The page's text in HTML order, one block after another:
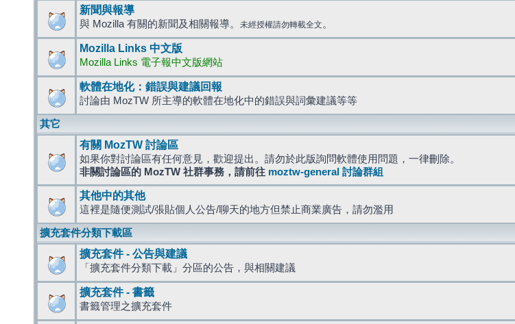
新聞與報導
與 Mozilla 有關的新聞及相關報導。 未經授權請勿轉載全文 。
Mozilla Links 中文版
Mozilla Links 電子報中文版網站
軟體在地化：錯誤與建議回報
討論由 MozTW 所主導的軟體在地化中的錯誤與詞彙建議等等
其它
有關 MozTW 討論區
如果你對討論區有任何意見，歡迎提出。請勿於此版詢問軟體使用問題，一律刪除。
非關討論區的 MozTW 社群事務，請前往 moztw-general 討論群組
其他中的其他
這裡是隨便測試/張貼個人公告/聊天的地方但禁止商業廣告，請勿濫用
擴充套件分類下載區
擴充套件 - 公告與建議
「擴充套件分類下載」分區的公告，與相關建議
擴充套件 - 書籤
書籤管理之擴充套件